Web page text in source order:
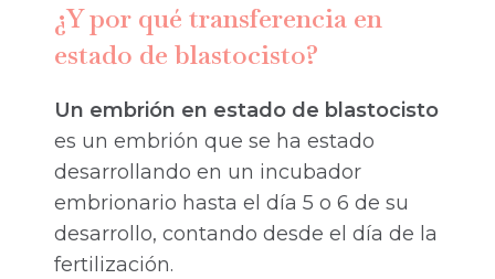
¿Y por qué transferencia en
estado de blastocisto?
Un embrión en estado de blastocisto
es un embrión que se ha estado
desarrollando en un incubador
embrionario hasta el día 5 o 6 de su
desarrollo, contando desde el día de la
fertilización.